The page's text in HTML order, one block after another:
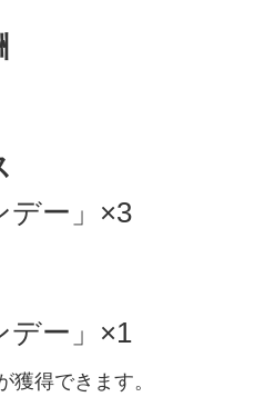
デー」×3
デー」×1
得できます。